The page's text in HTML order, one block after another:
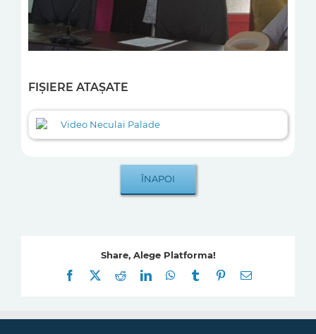
FIȘIERE ATAȘATE
Video Neculai Palade
Share, Alege Platforma!
Facebook
RedditLinkedInWhatsApp
Tumblr Pinterest
E-